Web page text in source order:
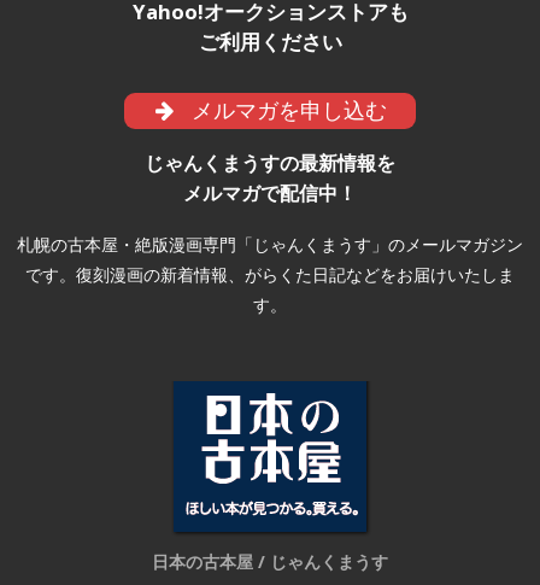
Yahoo!オークションストアも
ご利用ください
メルマガを申し込む
じゃんくまうすの最新情報を
メルマガで配信中！
札幌の古本屋・絶版漫画専門「じゃんくまうす」のメールマガジン
です。復刻漫画の新着情報、がらくた日記などをお届けいたしま
す。
日本の古本屋 / じゃんくまうす